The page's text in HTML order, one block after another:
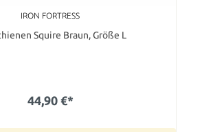
IRON FORTRESS
Squire Braun, Größe L
44,90 €*